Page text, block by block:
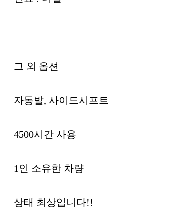
그 외 옵션
자동발, 사이드시프트
4500시간 사용
1인 소유한 차량
상태 최상입니다!!